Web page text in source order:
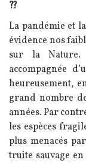
??
La pandémie et
évidence nos
sur la Nature.
accompagnée
heureusement,
grand nombre
années. Par
les espèces
plus menacés
truite sauvage